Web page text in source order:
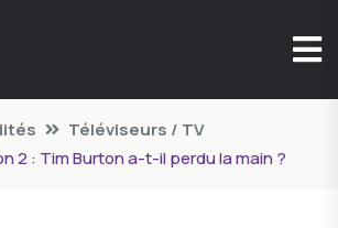
Téléviseurs / TV
2 : Tim Burton a-t-il perdu la main ?